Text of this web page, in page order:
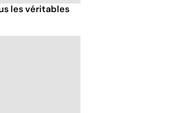
les véritables